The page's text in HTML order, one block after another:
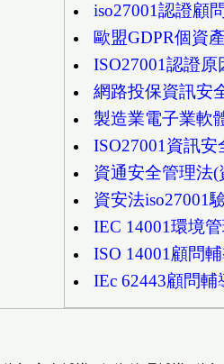
iso27001認證顧
歐盟GDPR個資
ISO27001認證原
網路投保資訊安
製造業電子業軟
ISO27001資訊
資通安全管理法(
資安法iso27001
IEC 14001環境
ISO 14001顧問
IEc 62443顧問